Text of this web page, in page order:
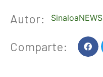
Autor: SinaloaNEWS
Comparte: